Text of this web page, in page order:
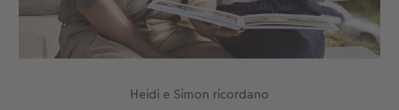
Accessori
Heidi e Simon ricordano